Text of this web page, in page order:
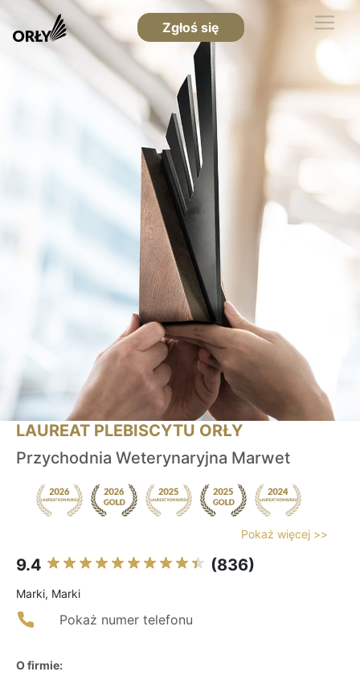
Zgłoś się
LAUREAT PLEBISCYTU ORŁY
Przychodnia Weterynaryjna Marwet
Pokaż więcej >>
9.4 (836)
Marki, Marki
Pokaż numer telefonu
O firmie: